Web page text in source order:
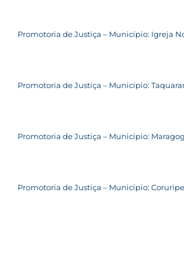
Promotoria de Justiça – Município: Igreja
Promotoria de Justiça – Município:
Promotoria de Justiça – Município:
Promotoria de Justiça – Município: Coruripe